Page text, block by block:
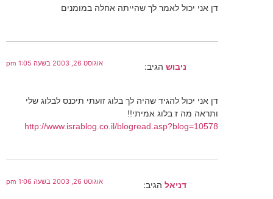
דן אני יכול לאמר לך שהייתה אחלה במומנים
ניבוש הגיב: אוגוסט 26, 2003 בשעה 1:05 pm
דן אני יכול להגיד שהיה לך בלוג זועתי תיכנס לבלוג שלי
ותראה מה ז בלוג אמיתי!!
http://www.israblog.co.il/blogread.asp?blog=10578
דניאל הגיב: אוגוסט 26, 2003 בשעה 1:06 pm